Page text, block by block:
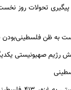
رژیم صهیونیستی